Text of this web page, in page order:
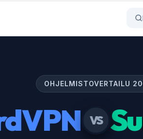
OHJELMISTOVERTAILU
VS